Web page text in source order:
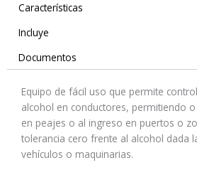
Características
Incluye
Documentos
Equipo de fácil uso que permite
alcohol en conductores, permitiendo
en peajes o al ingreso en puertos o
tolerancia cero frente al alcohol dada
vehículos o maquinarias.